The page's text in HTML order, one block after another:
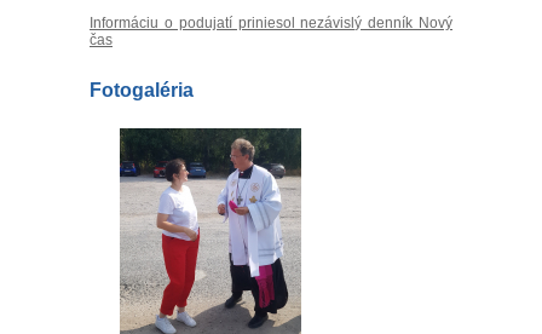
Informáciu o podujatí priniesol nezávislý denník Nový
čas
Fotogaléria